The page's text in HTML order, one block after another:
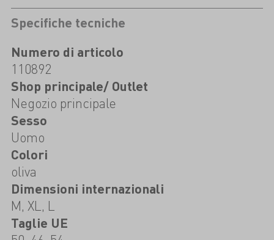
Specifiche tecniche
Numero di articolo
110892
Shop principale/ Outlet
Negozio principale
Sesso
Uomo
Colori
oliva
Dimensioni internazionali
M, XL, L
Taglie UE